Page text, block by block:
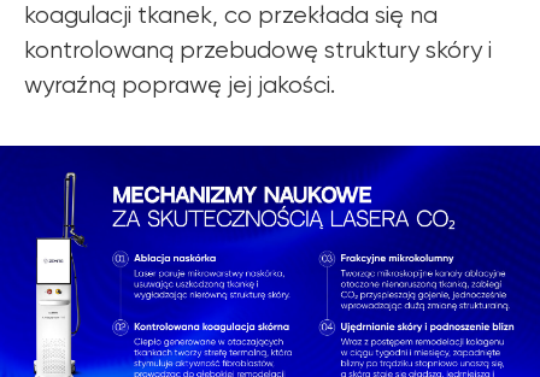
koagulacji tkanek, co przekłada się na
kontrolowaną przebudowę struktury skóry i
wyraźną poprawę jej jakości.